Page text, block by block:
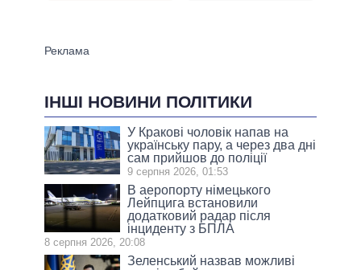
ІНШІ НОВИНИ ПОЛІТИКИ
У Кракові чоловік напав на
українську пару, а через два дні
сам прийшов до поліції
9 серпня 2026, 01:53
В аеропорту німецького
Лейпцига встановили
додатковий радар після
інциденту з БПЛА
8 серпня 2026, 20:08
Зеленський назвав можливі